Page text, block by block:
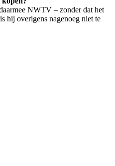
NWTV – zonder dat het
hij overigens nagenoeg niet te